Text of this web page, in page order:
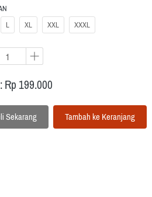
L XL XXL XXXL
Rp 199.000
Sekarang `Tambah ke Keranjang